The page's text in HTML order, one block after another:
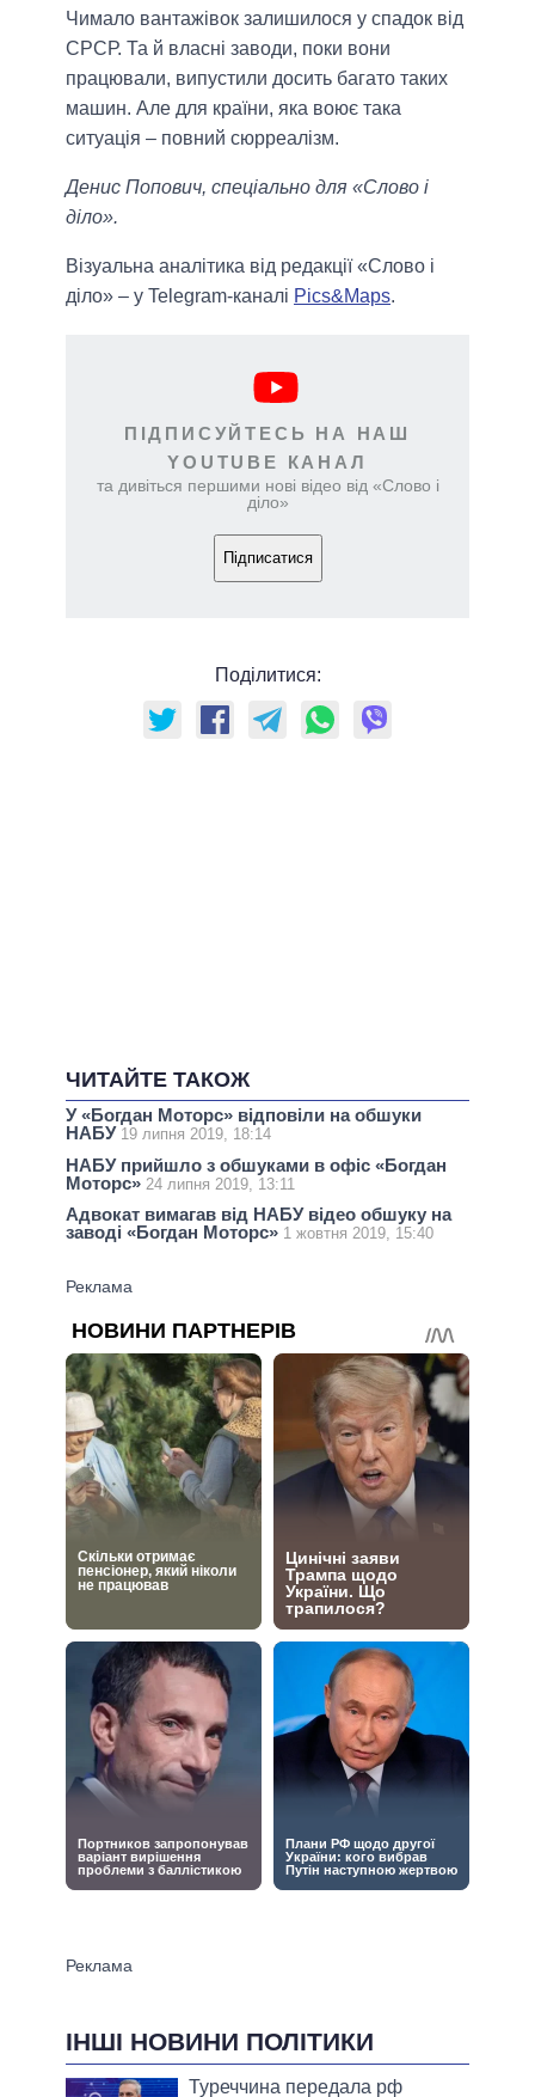
Чимало вантажівок залишилося у спадок від
СРСР. Та й власні заводи, поки вони
працювали, випустили досить багато таких
машин. Але для країни, яка воює така
ситуація ‒ повний сюрреалізм.
Денис Попович, спеціально для «Слово і
діло».
Візуальна аналітика від редакції «Слово і
діло» – у Telegram-каналі Pics&Maps.
ПІДПИСУЙТЕСЬ НА НАШ
YOUTUBE КАНАЛ
та дивіться першими нові відео від «Слово і
діло»
Підписатися
Поділитися:
ЧИТАЙТЕ ТАКОЖ
У «Богдан Моторс» відповіли на обшуки
НАБУ 19 липня 2019, 18:14
НАБУ прийшло з обшуками в офіс «Богдан
Моторс» 24 липня 2019, 13:11
Адвокат вимагав від НАБУ відео обшуку на
заводі «Богдан Моторс» 1 жовтня 2019, 15:40
ІНШІ НОВИНИ ПОЛІТИКИ
Туреччина передала рф